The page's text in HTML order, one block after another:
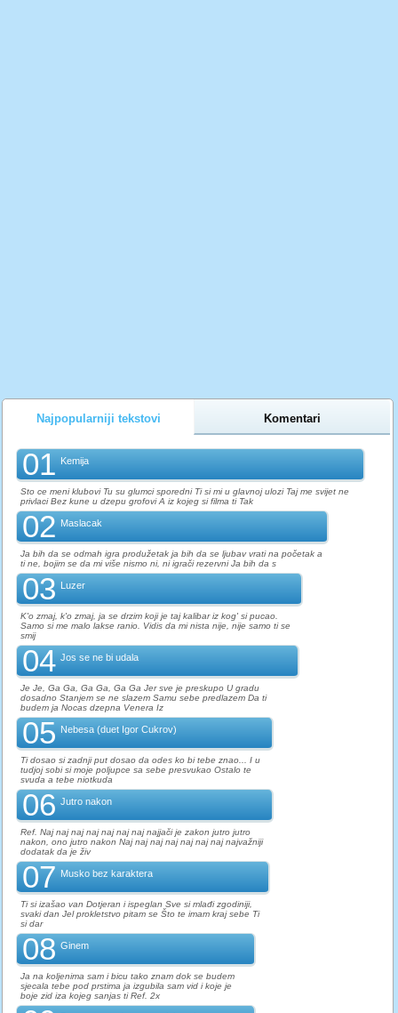
Najpopularniji tekstovi Komentari
01 Kemija
Sto ce meni klubovi Tu su glumci sporedni Ti si mi u glavnoj ulozi Taj me svijet ne
privlaci Bez kune u dzepu grofovi A iz kojeg si filma ti Tak
02 Maslacak
Ja bih da se odmah igra produžetak ja bih da se ljubav vrati na početak a
ti ne, bojim se da mi više nismo ni, ni igrači rezervni Ja bih da s
03 Luzer
K'o zmaj, k'o zmaj, ja se drzim koji je taj kalibar iz kog' si pucao.
Samo si me malo lakse ranio. Vidis da mi nista nije, nije samo ti se
smij
04 Jos se ne bi udala
Je Je, Ga Ga, Ga Ga, Ga Ga Jer sve je preskupo U gradu
dosadno Stanjem se ne slazem Samu sebe predlazem Da ti
budem ja Nocas dzepna Venera Iz
05 Nebesa (duet Igor Cukrov)
Ti dosao si zadnji put dosao da odes ko bi tebe znao... I u
tudjoj sobi si moje poljupce sa sebe presvukao Ostalo te
svuda a tebe niotkuda
06 Jutro nakon
Ref. Naj naj naj naj naj naj naj najjači je zakon jutro jutro
nakon, ono jutro nakon Naj naj naj naj naj naj naj najvažniji
dodatak da je živ
07 Musko bez karaktera
Ti si izašao van Dotjeran i ispeglan Sve si mlađi zgodiniji,
svaki dan Jel prokletstvo pitam se Što te imam kraj sebe Ti
si dar
08 Ginem
Ja na koljenima sam i bicu tako znam dok se budem
sjecala tebe pod prstima ja izgubila sam vid i koje je
boje zid iza kojeg sanjas ti Ref. 2x